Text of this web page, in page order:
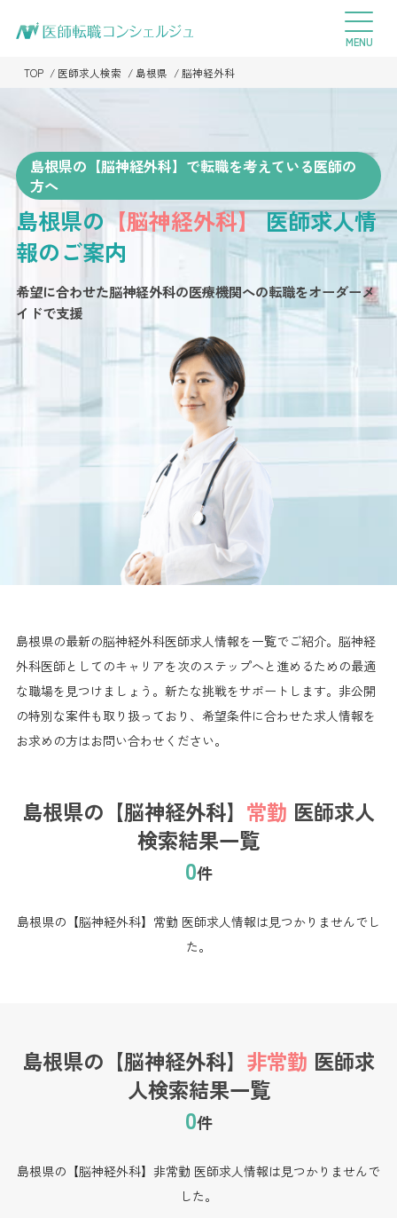
TOP 医師求人検索 島根県 脳神経外科
島根県の【脳神経外科】で転職を考えている医師の
方へ
島根県の【脳神経外科】医師求人情
報のご案内
希望に合わせた脳神経外科の医療機関への転職をオーダーメ
イドで支援
島根県の最新の脳神経外科医師求人情報を一覧でご紹介。脳神経
外科医師としてのキャリアを次のステップへと進めるための最適
な職場を見つけましょう。新たな挑戦をサポートします。非公開
の特別な案件も取り扱っており、希望条件に合わせた求人情報を
お求めの方はお問い合わせください。
島根県の【脳神経外科】 常勤 医師求人
検索結果一覧
0件
島根県の【脳神経外科】常勤 医師求人情報は見つかりませんでし
た。
島根県の【脳神経外科】 非常勤 医師求
人検索結果一覧
0件
島根県の【脳神経外科】非常勤 医師求人情報は見つかりませんで
した。